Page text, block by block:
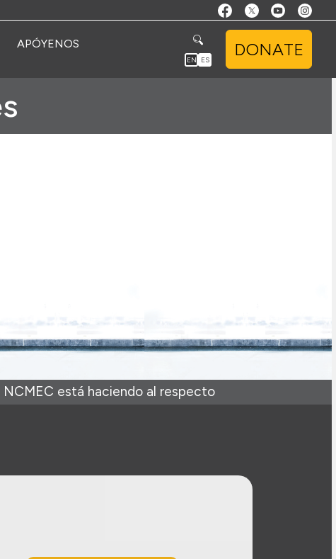
APÓYENOS
EN ES
DONATE
NCMEC está haciendo al respecto